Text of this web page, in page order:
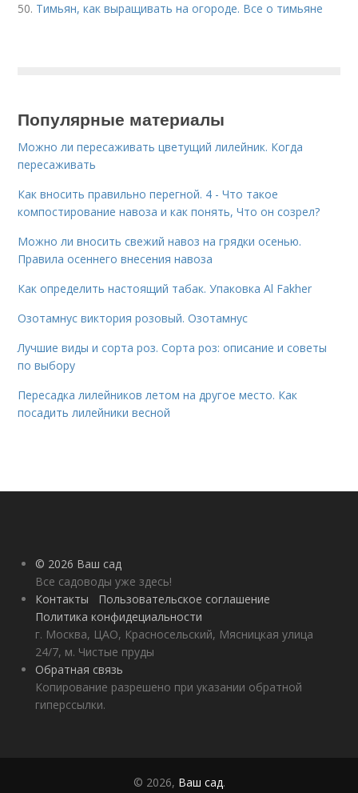
50. Тимьян, как выращивать на огороде. Все о тимьяне
Популярные материалы
Можно ли пересаживать цветущий лилейник. Когда
пересаживать
Как вносить правильно перегной. 4 - Что такое
компостирование навоза и как понять, Что он созрел?
Можно ли вносить свежий навоз на грядки осенью.
Правила осеннего внесения навоза
Как определить настоящий табак. Упаковка Al Fakher
Озотамнус виктория розовый. Озотамнус
Лучшие виды и сорта роз. Сорта роз: описание и советы
по выбору
Пересадка лилейников летом на другое место. Как
посадить лилейники весной
© 2026 Ваш сад
Все садоводы уже здесь!
Контакты
Пользовательское соглашение
Политика конфидециальности
г. Москва, ЦАО, Красносельский, Мясницкая улица
24/7, м. Чистые пруды
Обратная связь
Копирование разрешено при указании обратной
гиперссылки.
© 2026, Ваш сад.